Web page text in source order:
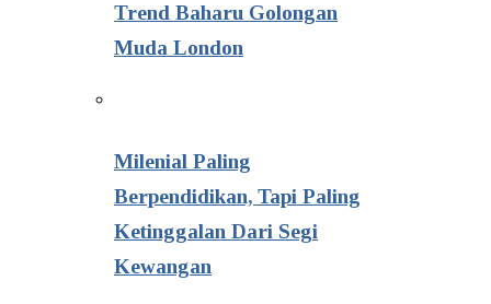
Trend Baharu Golongan
Muda London
Milenial Paling
Berpendidikan, Tapi Paling
Ketinggalan Dari Segi
Kewangan